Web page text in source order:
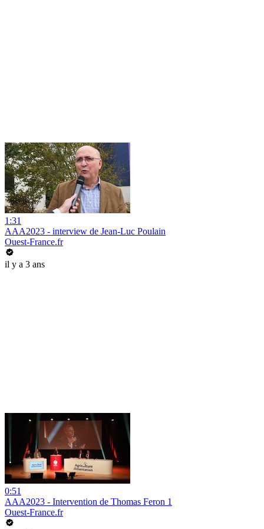
1:31
AAA2023 - interview de Jean-Luc Poulain
Ouest-France.fr
il y a 3 ans
0:51
AAA2023 - Intervention de Thomas Feron 1
Ouest-France.fr